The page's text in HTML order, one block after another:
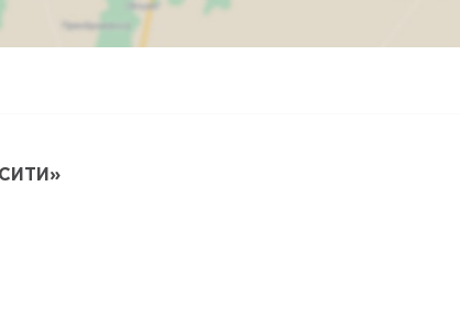
Карта Спутник